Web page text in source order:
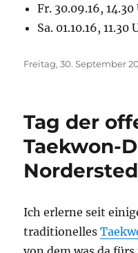
Fr. 30.09.16,
Sa. 01.10.16, 11.30
Veröffentlicht
Freitag, 30. September
Tag der
Taekwon-
Ich erlerne seit
traditionelles